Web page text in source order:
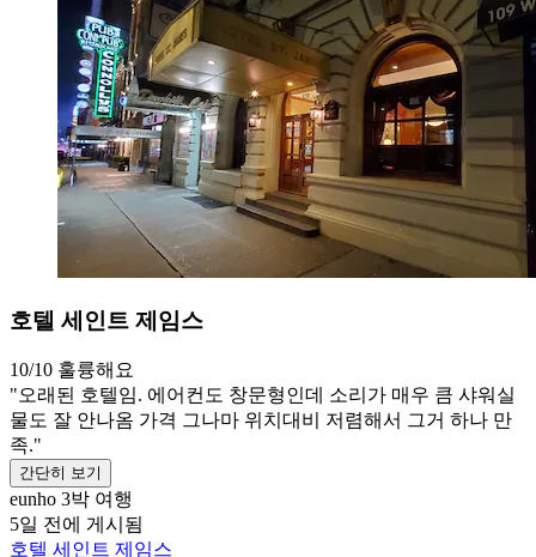
호텔 세인트 제임스
10/10 훌륭해요
"오래된 호텔임. 에어컨도 창문형인데 소리가 매우 큼 샤워실
물도 잘 안나옴 가격 그나마 위치대비 저렴해서 그거 하나 만
족."
간단히 보기
eunho 3박 여행
5일 전에 게시됨
호텔 세인트 제임스